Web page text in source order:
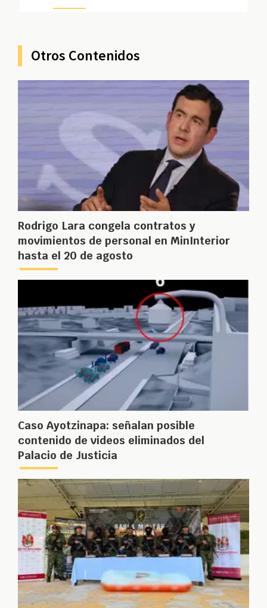
Otros Contenidos
Rodrigo Lara congela contratos y
movimientos de personal en MinInterior
hasta el 20 de agosto
Caso Ayotzinapa: señalan posible
contenido de videos eliminados del
Palacio de Justicia